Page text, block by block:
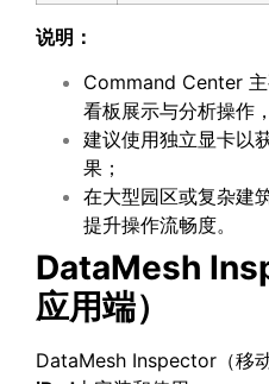
说明：
Command Center
看板展示与分析操作
建议使用独立显卡以
果；
在大型园区或复杂建
提升操作流畅度。
DataMesh
应用端）
DataMesh Inspector（移